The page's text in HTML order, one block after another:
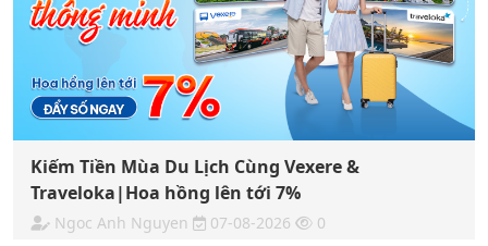
Kiếm Tiền Mùa Du Lịch Cùng Vexere &
Traveloka|Hoa hồng lên tới 7%
Ngoc Anh Nguyen 07-08-2026 0